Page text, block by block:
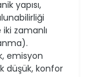
yapısı,
zamanlı
emisyon
düşük, konfor